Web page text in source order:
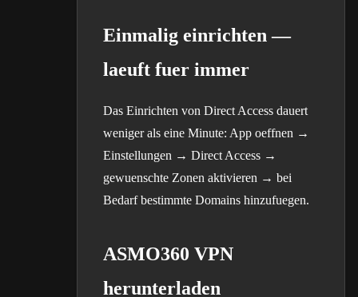
Einmalig einrichten —
laeuft fuer immer
Das Einrichten von Direct Access dauert
weniger als eine Minute: App oeffnen →
Einstellungen → Direct Access →
gewuenschte Zonen aktivieren → bei
Bedarf bestimmte Domains hinzufuegen.
ASMO360 VPN
herunterladen